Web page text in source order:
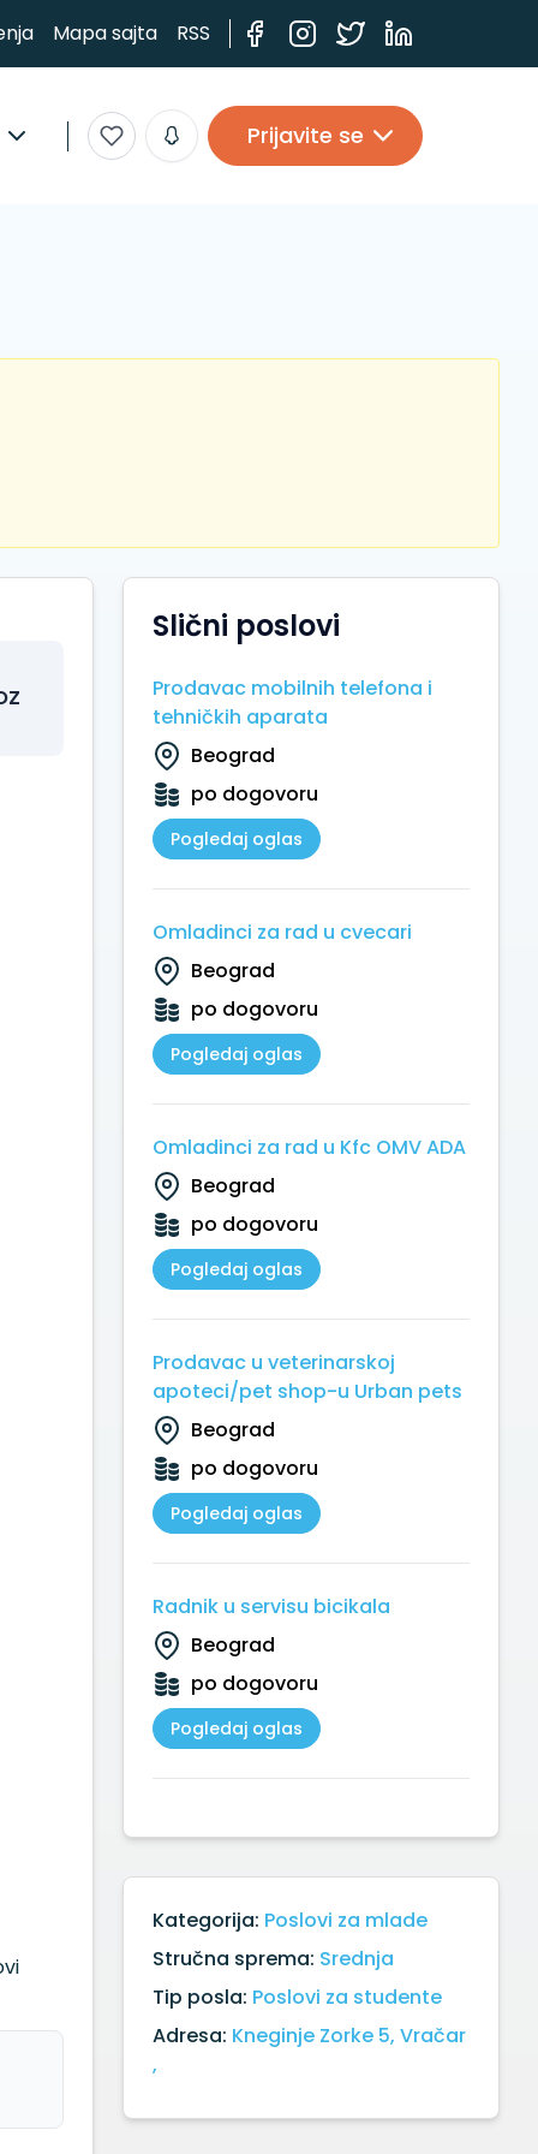
Mapa sajta RSS
Prijavite se
Slični poslovi
Prodavac mobilnih telefona i
tehničkih aparata
Beograd
po dogovoru
Pogledaj oglas
Omladinci za rad u cvecari
Beograd
po dogovoru
Pogledaj oglas
Omladinci za rad u Kfc OMV ADA
Beograd
po dogovoru
Pogledaj oglas
Prodavac u veterinarskoj
apoteci/pet shop-u Urban pets
Beograd
po dogovoru
Pogledaj oglas
Radnik u servisu bicikala
Beograd
po dogovoru
Pogledaj oglas
Kategorija: Poslovi za mlade
Stručna sprema: Srednja
Tip posla: Poslovi za studente
Adresa: Kneginje Zorke 5, Vračar
,